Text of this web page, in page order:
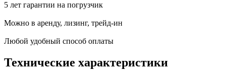
5 лет гарантии на погрузчик
Можно в аренду, лизинг, трейд-ин
Любой удобный способ оплаты
Технические характеристики